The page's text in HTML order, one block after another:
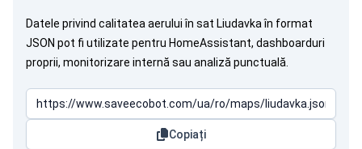
Datele privind calitatea aerului în sat Liudavka în format
JSON pot fi utilizate pentru HomeAssistant, dashboarduri
proprii, monitorizare internă sau analiză punctuală.
Copiați